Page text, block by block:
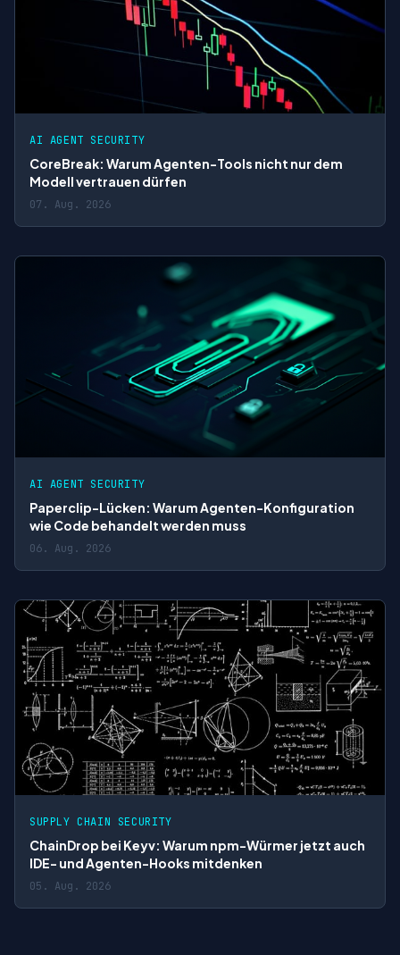
AI AGENT SECURITY
CoreBreak: Warum Agenten-Tools nicht nur dem
Modell vertrauen dürfen
07. Aug. 2026
AI AGENT SECURITY
Paperclip-Lücken: Warum Agenten-Konfiguration
wie Code behandelt werden muss
06. Aug. 2026
SUPPLY CHAIN SECURITY
ChainDrop bei Keyv: Warum npm-Würmer jetzt auch
IDE- und Agenten-Hooks mitdenken
05. Aug. 2026